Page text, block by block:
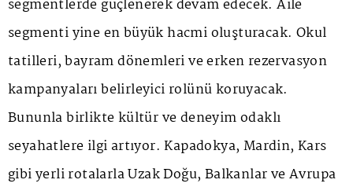
segmentlerde güçlenerek devam edecek. Aile
segmenti yine en büyük hacmi oluşturacak. Okul
tatilleri, bayram dönemleri ve erken rezervasyon
kampanyaları belirleyici rolünü koruyacak.
Bununla birlikte kültür ve deneyim odaklı
seyahatlere ilgi artıyor. Kapadokya, Mardin, Kars
gibi yerli rotalarla Uzak Doğu, Balkanlar ve Avrupa